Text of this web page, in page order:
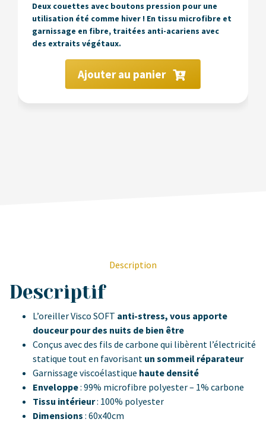
Deux couettes avec boutons pression pour une
utilisation été comme hiver ! En tissu microfibre et
garnissage en fibre, traitées anti-acariens avec
des extraits végétaux.
Ajouter au panier
Description
Descriptif
L’oreiller Visco SOFT anti-stress, vous apporte
douceur pour des nuits de bien être
Conçus avec des fils de carbone qui libèrent l’électricité
statique tout en favorisant un sommeil réparateur
Garnissage viscoélastique haute densité
Enveloppe: 99% microfibre polyester – 1% carbone
Tissu intérieur: 100% polyester
Dimensions : 60x40cm